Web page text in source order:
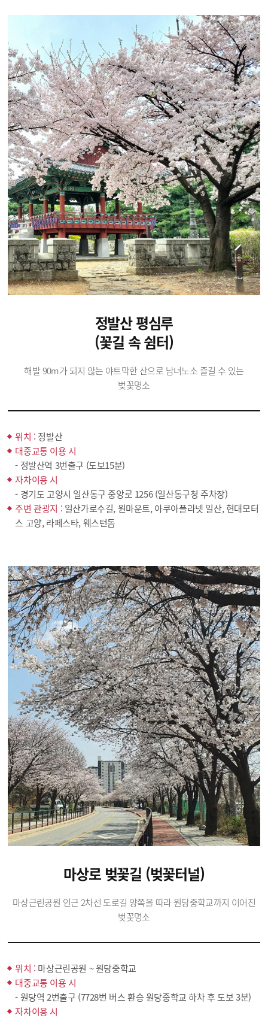
정발산 평심루
(꽃길 속 쉼터)
해발 90m가 되지 않는 야트막한 산으로 남녀노소 즐길 수 있는
벚꽃명소
위치 : 정발산
대중교통 이용 시
- 정발산역 3번출구 (도보15분)
자차이용 시
- 경기도 고양시 일산동구 중앙로 1256 (일산동구청 주차장)
주변 관광지 : 일산가로수길, 원마운트, 아쿠아플라넷 일산, 현대모터
스 고양, 라페스타, 웨스턴돔
마상로 벚꽃길 (벚꽃터널)
마상근린공원 인근 2차선 도로길 양쪽을 따라 원당중학교까지 이어진
벚꽃명소
위치 : 마상근린공원 ~ 원당중학교
대중교통 이용 시
- 원당역 2번출구 (7728번 버스 환승 원당중학교 하차 후 도보 3분)
자차이용 시